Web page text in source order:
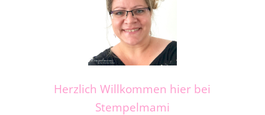
Herzlich Willkommen hier bei
Stempelmami